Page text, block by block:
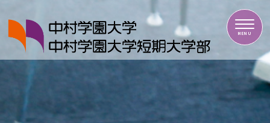
中村学園大学・中村学園大学短期大学部
MENU